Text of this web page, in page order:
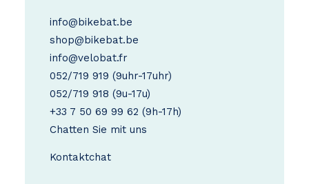
info@bikebat.be
shop@bikebat.be
info@velobat.fr
052/719 919 (9uhr-17uhr)
052/719 918 (9u-17u)
+33 7 50 69 99 62 (9h-17h)
Chatten Sie mit uns
Kontaktchat